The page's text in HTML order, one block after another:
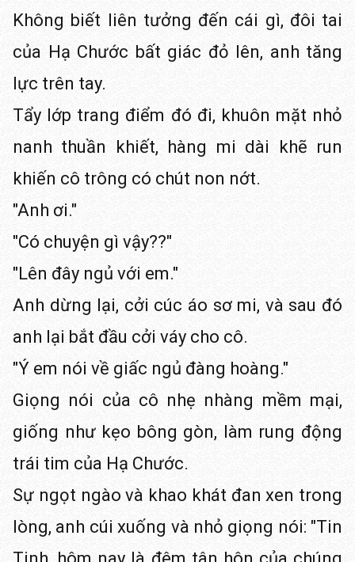
Không biết liên tưởng đến cái gì, đôi tai
của Hạ Chước bất giác đỏ lên, anh tăng
lực trên tay.
Tẩy lớp trang điểm đó đi, khuôn mặt nhỏ
nanh thuần khiết, hàng mi dài khẽ run
khiến cô trông có chút non nớt.
"Anh ơi."
"Có chuyện gì vậy??"
"Lên đây ngủ với em."
Anh dừng lại, cởi cúc áo sơ mi, và sau đó
anh lại bắt đầu cởi váy cho cô.
"Ý em nói về giấc ngủ đàng hoàng."
Giọng nói của cô nhẹ nhàng mềm mại,
giống như kẹo bông gòn, làm rung động
trái tim của Hạ Chước.
Sự ngọt ngào và khao khát đan xen trong
lòng, anh cúi xuống và nhỏ giọng nói: "Tin